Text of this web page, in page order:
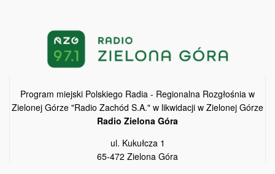
Program miejski Polskiego Radia - Regionalna Rozgłośnia w
Zielonej Górze "Radio Zachód S.A." w likwidacji w Zielonej Górze
Radio Zielona Góra
ul. Kukułcza 1
65-472 Zielona Góra